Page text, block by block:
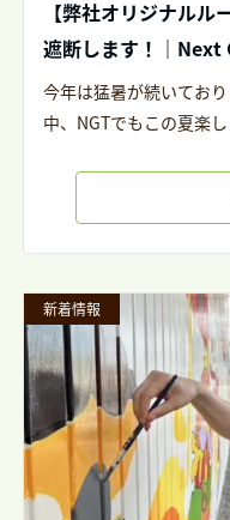
【弊社オリジナル
遮断します！｜
今年は猛暑が続いてお
中、NGTでもこの夏楽し
新着情報